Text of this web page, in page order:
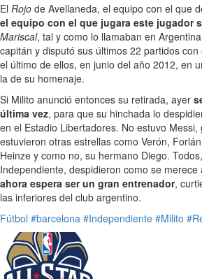
El Rojo de Avellaneda, el equipo con el que
el equipo con el que jugara este jugador
Mariscal, tal y como lo llamaban en
capitán y disputó sus últimos 22 partidos
el último de ellos, en junio del año 2012, en
la de su homenaje.
Si Milito anunció entonces su retirada, ayer
última vez, para que su hinchada lo
en el Estadio Libertadores. No estuvo
estuvieron otras estrellas como Verón,
Heinze y como no, su hermano Diego.
Independiente, despidieron como se
ahora espera ser un gran entrenador,
las inferiores del club argentino.
Fútbol #barcelona #Independiente #Milito